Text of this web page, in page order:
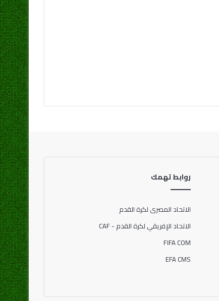
روابط تهمك
الاتحاد المصرى لكرة القدم
الاتحاد الإفريقي لكرة القدم - CAF
FIFA COM
EFA CMS